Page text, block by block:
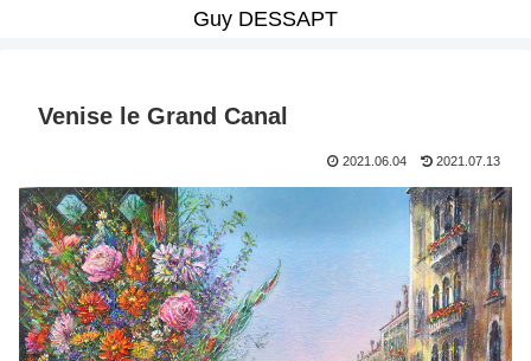
Guy DESSAPT
Venise le Grand Canal
2021.06.04 2021.07.13